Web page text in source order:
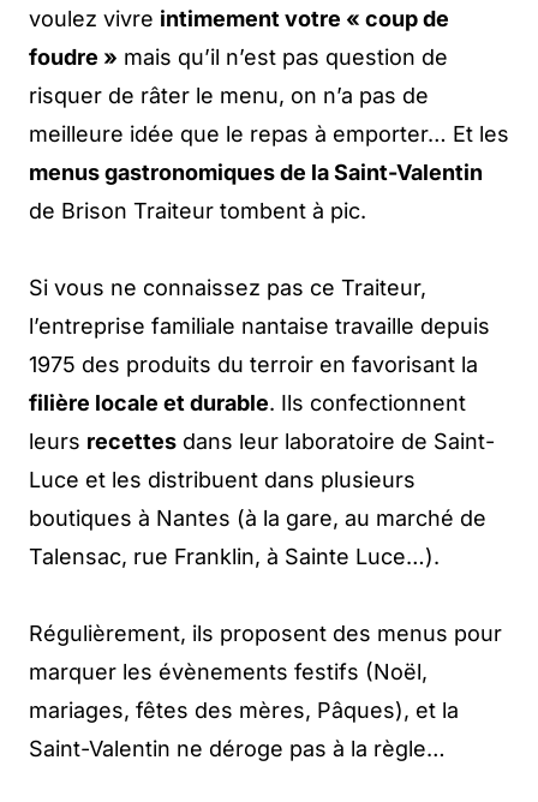
voulez vivre intimement votre « coup de
foudre » mais qu’il n’est pas question de
risquer de râter le menu, on n’a pas de
meilleure idée que le repas à emporter… Et les
menus gastronomiques de la Saint-Valentin
de Brison Traiteur tombent à pic.
Si vous ne connaissez pas ce Traiteur,
l’entreprise familiale nantaise travaille depuis
1975 des produits du terroir en favorisant la
filière locale et durable. Ils confectionnent
leurs recettes dans leur laboratoire de Saint-
Luce et les distribuent dans plusieurs
boutiques à Nantes (à la gare, au marché de
Talensac, rue Franklin, à Sainte Luce…).
Régulièrement, ils proposent des menus pour
marquer les évènements festifs (Noël,
mariages, fêtes des mères, Pâques), et la
Saint-Valentin ne déroge pas à la règle…